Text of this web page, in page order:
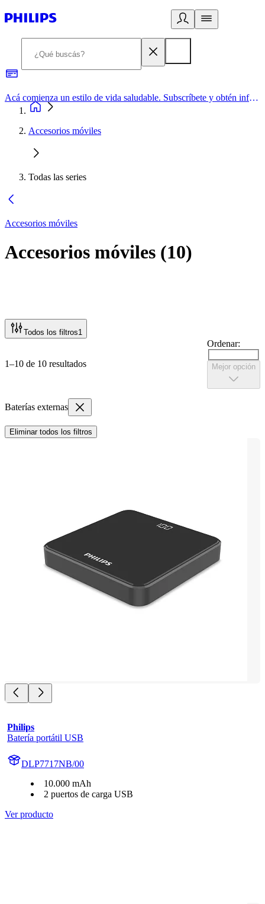
Acá comienza un estilo de vida saludable. Subscríbete y obtén información de primera mano
Accesorios móviles
Todas las series
Accesorios móviles
Accesorios móviles (10)
Todos los filtros1
1–10 de 10 resultados
Ordenar:
Mejor opción
Baterías externas
Eliminar todos los filtros
Philips
Batería portátil USB
DLP7717NB/00
10.000 mAh
2 puertos de carga USB
Ver producto